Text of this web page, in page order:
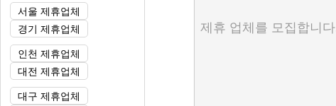
제휴 업체를 모집합니
서울 제휴업체
경기 제휴업체
인천 제휴업체
대전 제휴업체
대구 제휴업체